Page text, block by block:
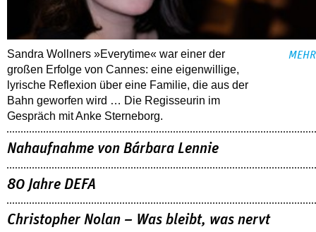
Sandra Wollners »Everytime« war einer der
großen Erfolge von Cannes: eine eigenwillige,
lyrische Reflexion über eine ­Familie, die aus der
Bahn geworfen wird … Die Regisseurin im
Gespräch mit Anke Sterneborg.
MEHR
Nahaufnahme von Bárbara Lennie
80 Jahre DEFA
Christopher Nolan – Was bleibt, was nervt